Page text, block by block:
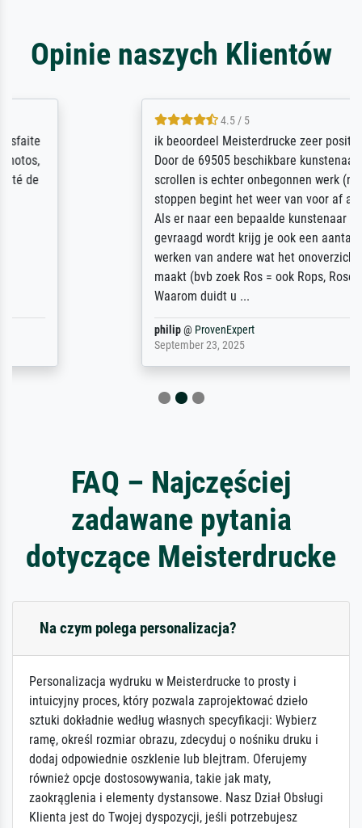
Opinie naszych Klientów
4.5 / 5
ik beoordeel Meisterdrucke zeer positief.
Door de 69505 beschikbare kunstenaars
scrollen is echter onbegonnen werk (na
stoppen begint het weer van voor af aan).
Als er naar een bepaalde kunstenaar
gevraagd wordt krijg je ook een aantal
werken van andere wat het onoverzichtelijk
maakt (bvb zoek Ros = ook Rops, Rose etc).
Waarom duidt u ...
ProvenExpert
September 23, 2025
FAQ – Najczęściej
zadawane pytania
dotyczące Meisterdrucke
Na czym polega personalizacja?
Personalizacja wydruku w Meisterdrucke to prosty i
intuicyjny proces, który pozwala zaprojektować dzieło
sztuki dokładnie według własnych specyfikacji: Wybierz
ramę, określ rozmiar obrazu, zdecyduj o nośniku druku i
dodaj odpowiednie oszklenie lub blejtram. Oferujemy
również opcje dostosowywania, takie jak maty,
zaokrąglenia i elementy dystansowe. Nasz Dział Obsługi
Klienta jest do Twojej dyspozycji, jeśli potrzebujesz